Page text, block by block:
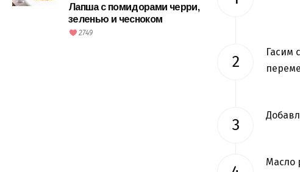
Лапша с помидорами черри,
зеленью и чесноком
2749
Гасим
Масло